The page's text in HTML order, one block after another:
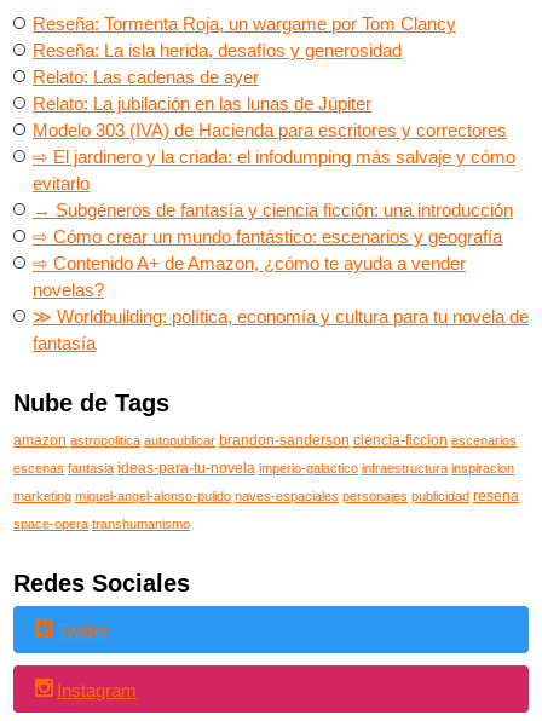
Reseña: Tormenta Roja, un wargame por Tom Clancy
Reseña: La isla herida, desafíos y generosidad
Relato: Las cadenas de ayer
Relato: La jubilación en las lunas de Júpiter
Modelo 303 (IVA) de Hacienda para escritores y correctores
⇨ El jardinero y la criada: el infodumping más salvaje y cómo
evitarlo
→ Subgéneros de fantasía y ciencia ficción: una introducción
⇨ Cómo crear un mundo fantástico: escenarios y geografía
⇨ Contenido A+ de Amazon, ¿cómo te ayuda a vender
novelas?
≫ Worldbuilding: política, economía y cultura para tu novela de
fantasía
Nube de Tags
amazon astropolitica autopublicar brandon-sanderson ciencia-ficcion escenarios
escenas fantasia ideas-para-tu-novela imperio-galactico infraestructura inspiracion
marketing miguel-angel-alonso-pulido naves-espaciales personajes publicidad resena
space-opera transhumanismo
Redes Sociales
Twitter
Instagram